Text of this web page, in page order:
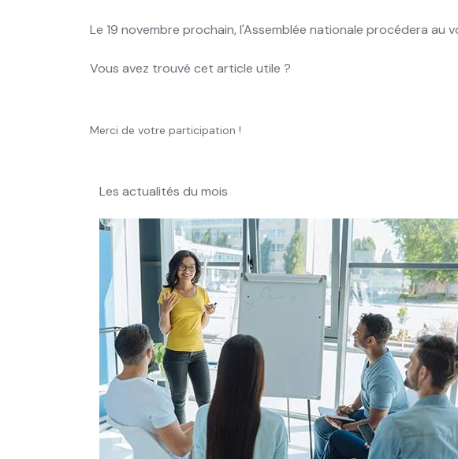
Le 19 novembre prochain, l'Assemblée nationale procédera au
Vous avez trouvé cet article utile ?
Merci de votre participation !
Les actualités du mois